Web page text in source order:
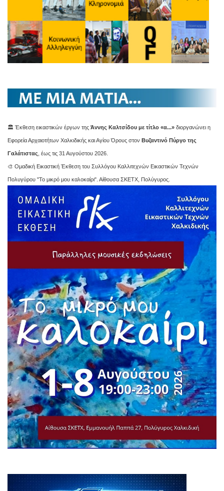
🏛️ Έκθεση εικαστικών έργων της Άννης Καλτσίδου με τίτλο «α...» διοργανώνει η
Εφορεία Αρχαιοτήτων Χαλκιδικής και Αγίου Όρους στον Βυζαντινό Πύργο της
Γαλάτιστας , έως τις 31 Αυγούστου 2026.
🎨 Ομαδική Εικαστική Έκθεση του Συλλόγου Καλλιτεχνών Εικαστικών Τεχνών
Πολυγύρου "Το μικρό μου καλοκαίρι". Αίθουσα ΣΚΕΤΧ, Πολύγυρος.